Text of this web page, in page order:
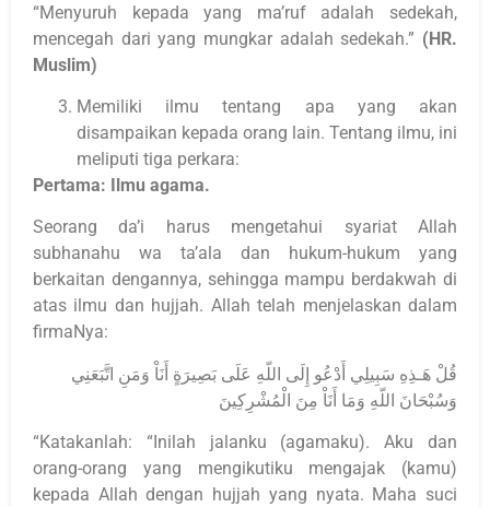
“Menyuruh kepada yang ma’ruf adalah sedekah,
mencegah dari yang mungkar adalah sedekah.” (HR.
Muslim)
Memiliki ilmu tentang apa yang akan
disampaikan kepada orang lain. Tentang ilmu, ini
meliputi tiga perkara:
Pertama: Ilmu agama.
Seorang da’i harus mengetahui syariat Allah
subhanahu wa ta’ala dan hukum-hukum yang
berkaitan dengannya, sehingga mampu berdakwah di
atas ilmu dan hujjah. Allah telah menjelaskan dalam
firmaNya:
قُلْ هَـذِهِ سَبِيلِي أَدْعُو إِلَى اللّهِ عَلَى بَصِيرَةٍ أَنَاْ وَمَنِ اتَّبَعَنِي
وَسُبْحَانَ اللّهِ وَمَا أَنَاْ مِنَ الْمُشْرِكِينَ
“Katakanlah: “Inilah jalanku (agamaku). Aku dan
orang-orang yang mengikutiku mengajak (kamu)
kepada Allah dengan hujjah yang nyata. Maha suci